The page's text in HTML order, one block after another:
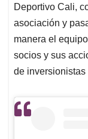
Deportivo Cali,
asociación y
manera el
socios y sus
de inversionistas